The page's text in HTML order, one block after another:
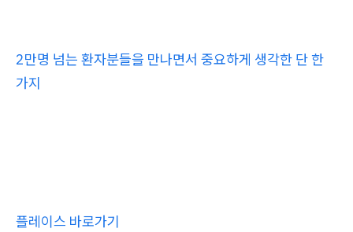
2만명 넘는 환자분들을 만나면서 중요하게 생각한 단 한
가지
플레이스 바로가기